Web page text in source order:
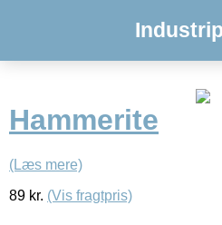
Hammerite
(Læs mere)
89 kr. (Vis fragtpris)